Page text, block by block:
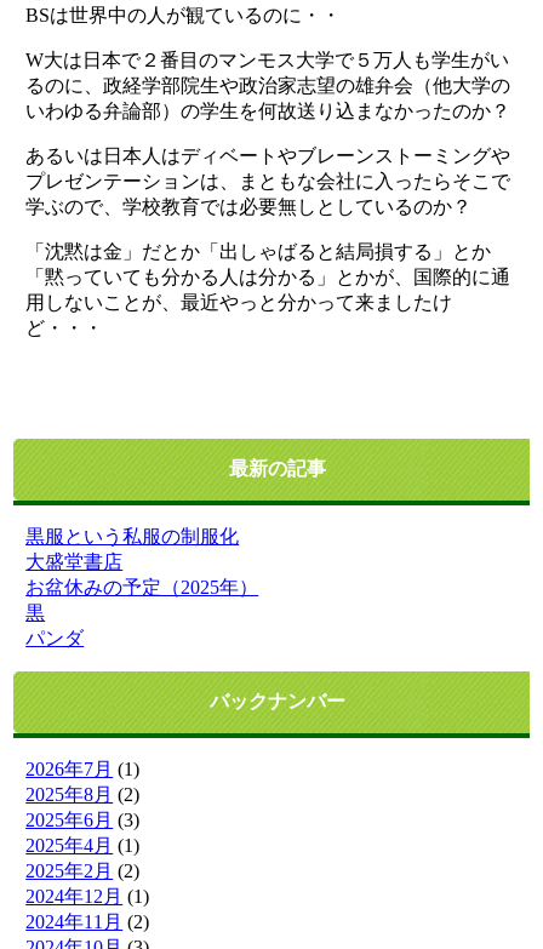
BSは世界中の人が観ているのに・・
W大は日本で２番目のマンモス大学で５万人も学生がい
るのに、政経学部院生や政治家志望の雄弁会（他大学の
いわゆる弁論部）の学生を何故送り込まなかったのか？
あるいは日本人はディベートやブレーンストーミングや
プレゼンテーションは、まともな会社に入ったらそこで
学ぶので、学校教育では必要無しとしているのか？
「沈黙は金」だとか「出しゃばると結局損する」とか
「黙っていても分かる人は分かる」とかが、国際的に通
用しないことが、最近やっと分かって来ましたけ
ど・・・
最新の記事
黒服という私服の制服化
大盛堂書店
お盆休みの予定（2025年）
黒
パンダ
バックナンバー
2026年7月 (1)
2025年8月 (2)
2025年6月 (3)
2025年4月 (1)
2025年2月 (2)
2024年12月 (1)
2024年11月 (2)